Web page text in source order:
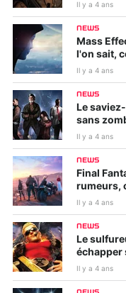
Il y a 4 ans
NEWS
Mass
l'on sait,
Il y a 4 ans
NEWS
Le
sans
Il y a 4 ans
NEWS
Final
rumeurs,
Il y a 4 ans
NEWS
Le
échapper
Il y a 4 ans